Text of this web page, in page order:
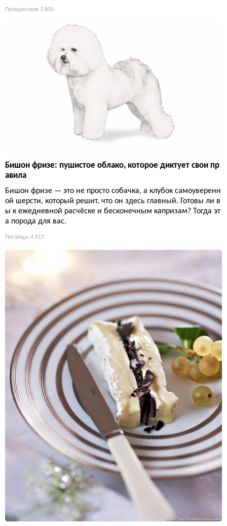
Путешествия 3 800
Бишон фризе: пушистое облако, которое диктует свои пр
авила
Бишон фризе — это не просто собачка, а клубок самоуверенн
ой шерсти, который решит, что он здесь главный. Готовы ли в
ы к ежедневной расчёске и бесконечным капризам? Тогда эт
а порода для вас.
Питомцы 4 617